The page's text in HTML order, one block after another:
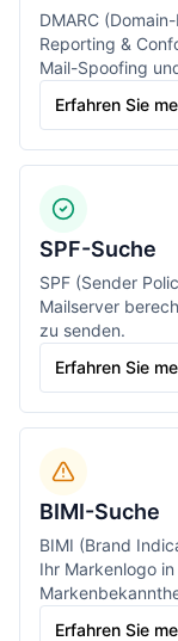
DMARC
Reporting &
Mail-Spoofing
Erfahren Sie
SPF-Suche
SPF (Sender
Mailserver
zu senden.
Erfahren Sie
BIMI-Suche
BIMI (Brand
Ihr Markenlogo
Erfahren Sie